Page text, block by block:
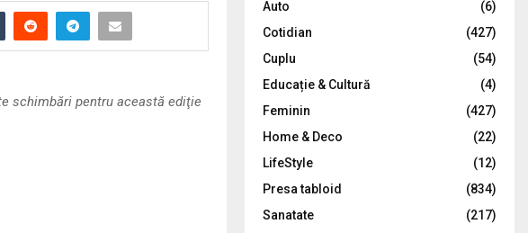
schimbări pentru această ediţie
:
C
Auto
(6)
Cotidian
(427)
Cuplu
(54)
Educație & Cultură
(4)
Feminin
(427)
Home & Deco
(22)
LifeStyle
(12)
Presa tabloid
(834)
Sanatate
(217)